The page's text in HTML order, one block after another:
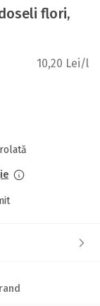
flori,
10,20 Lei/l